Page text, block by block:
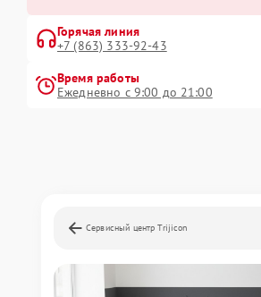
Горячая линия
+7 (863) 333-92-43
Время работы
Ежедневно с 9:00 до 21:00
Сервисный центр Trijicon